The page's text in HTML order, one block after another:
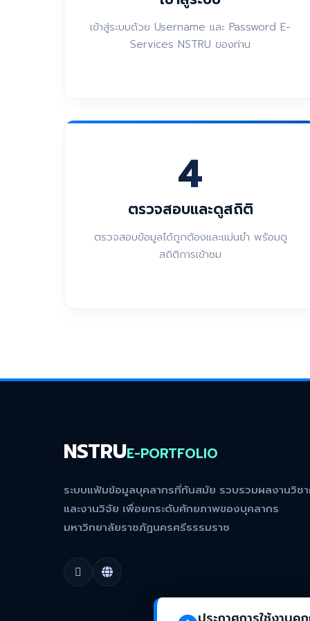
เข้าสู่ระบบด้วย Username และ Password E-
Services NSTRU ของท่าน
4
ตรวจสอบและดูสถิติ
ตรวจสอบข้อมูลได้ถูกต้องและแม่นยำ พร้อมดู
สถิติการเข้าชม
NSTRUE-PORTFOLIO
ระบบแฟ้มข้อมูลบุคลากรที่ทันสมัย รวบรวมผลงานวิชา
และงานวิจัย เพื่อยกระดับศักยภาพของบุคลากร
มหาวิทยาลัยราชภัฏนครศรีธรรมราช